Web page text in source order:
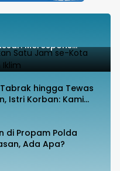
Dipadamkan Satu
Merespons
hingga Tewas
Istri Korban: Kami
di Propam Polda
Ada Apa?